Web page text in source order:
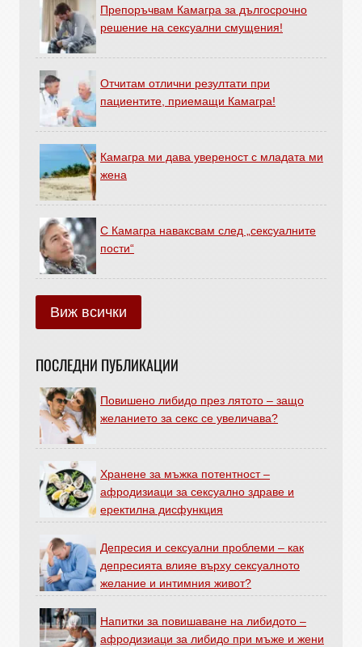
Препоръчвам Камагра за дългосрочно
решение на сексуални смущения!
Отчитам отлични резултати при
пациентите, приемащи Камагра!
Камагра ми дава увереност с младата ми
жена
С Камагра наваксвам след „сексуалните
пости“
Виж всички
ПОСЛЕДНИ ПУБЛИКАЦИИ
Повишено либидо през лятото – защо
желанието за секс се увеличава?
Хранене за мъжка потентност –
афродизиаци за сексуално здраве и
еректилна дисфункция
Депресия и сексуални проблеми – как
депресията влияе върху сексуалното
желание и интимния живот?
Напитки за повишаване на либидото –
афродизиаци за либидо при мъже и жени